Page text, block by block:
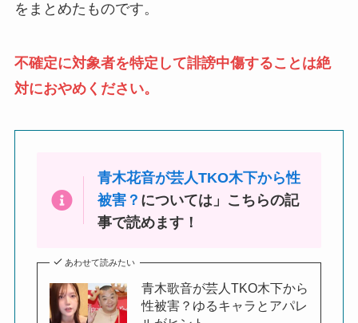
をまとめたものです。
不確定に対象者を特定して誹謗中傷することは絶
対におやめください。
青木花音が芸人TKO木下から性
被害？ については」こちらの記
事で読めます！
あわせて読みたい
青木歌音が芸人TKO木下から
性被害？ゆるキャラとアパレ